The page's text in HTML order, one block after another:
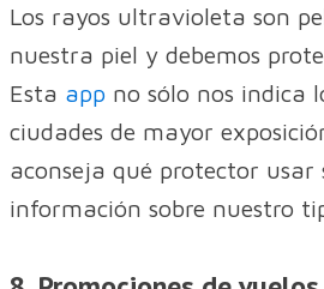
Los rayos ultravioleta son
nuestra piel y debemos
Esta app no sólo nos indica
ciudades de mayor
aconseja qué protector usar
información sobre nuestro